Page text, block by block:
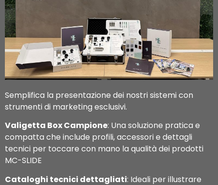
Semplifica la presentazione dei nostri sistemi con
strumenti di marketing esclusivi.
Valigetta Box Campione: Una soluzione pratica e
compatta che include profili, accessori e dettagli
tecnici per toccare con mano la qualità dei prodotti
MC-SLIDE
Cataloghi tecnici dettagliati: Ideali per illustrare